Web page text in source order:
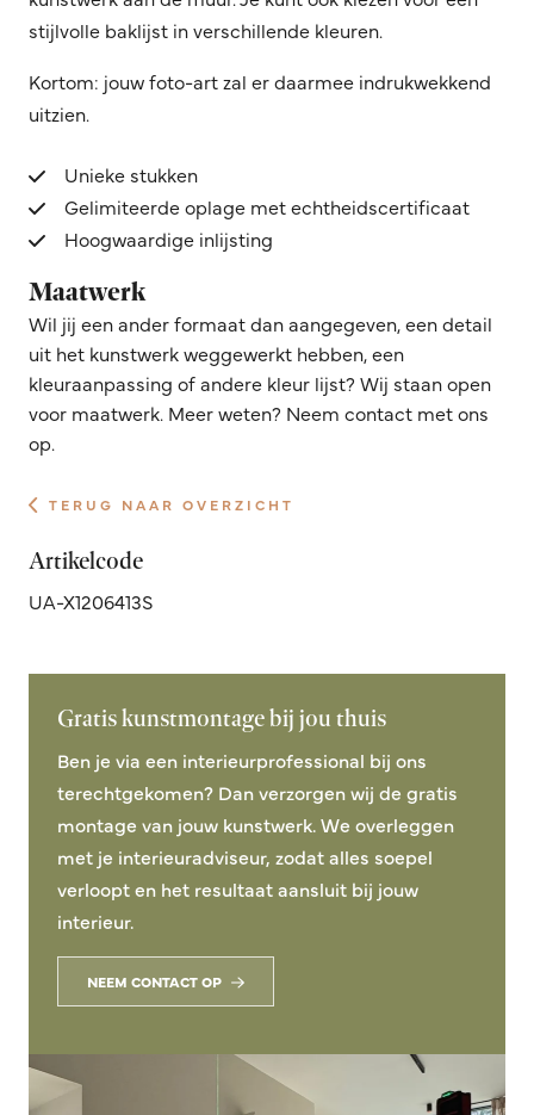
stijlvolle baklijst in verschillende kleuren.
Kortom: jouw foto-art zal er daarmee indrukwekkend
uitzien.
Unieke stukken
Gelimiteerde oplage met echtheidscertificaat
Hoogwaardige inlijsting
Maatwerk
Wil jij een ander formaat dan aangegeven, een detail
uit het kunstwerk weggewerkt hebben, een
kleuraanpassing of andere kleur lijst? Wij staan open
voor maatwerk. Meer weten? Neem contact met ons
op.
TERUG NAAR OVERZICHT
Artikelcode
UA-X1206413S
Gratis kunstmontage bij jou thuis
Ben je via een interieurprofessional bij ons
terechtgekomen? Dan verzorgen wij de gratis
montage van jouw kunstwerk. We overleggen
met je interieuradviseur, zodat alles soepel
verloopt en het resultaat aansluit bij jouw
interieur.
NEEM CONTACT OP